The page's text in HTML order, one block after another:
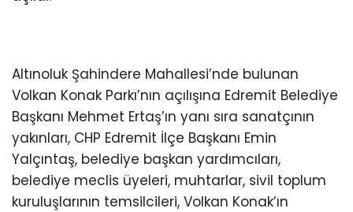
Altınoluk Şahindere Mahallesi’nde bulunan
Volkan Konak Parkı’nın açılışına Edremit Belediye
Başkanı Mehmet Ertaş’ın yanı sıra sanatçının
yakınları, CHP Edremit İlçe Başkanı Emin
Yalçıntaş, belediye başkan yardımcıları,
belediye meclis üyeleri, muhtarlar, sivil toplum
kuruluşlarının temsilcileri, Volkan Konak’ın